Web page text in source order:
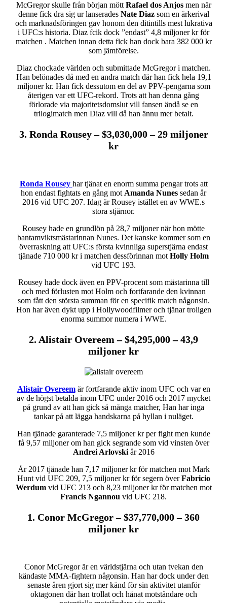
McGregor skulle från början mött Rafael dos Anjosmen när
denne fick dra sig ur lanserades Nate Diaz som en ärkerival
och marknadsföringen gav honom den ditintills mest lukrativa
i UFC:s historia. Diaz fcik dock ”endast” 4,8 miljoner kr för
matchen . Matchen innan detta fick han dock bara 382 000 kr
som jämförelse.
Diaz chockade världen och submittade McGregor i matchen.
Han belönades då med en andra match där han fick hela 19,1
miljoner kr. Han fick dessutom en del av PPV-pengarna som
återigen var ett UFC-rekord. Trots att han denna gång
förlorade via majoritetsdomslut vill fansen ändå se en
trilogimatch men Diaz vill då han ännu mer betalt.
3. Ronda Rousey – $3,030,000 – 29 miljoner
kr
Ronda Rousey har tjänat en enorm summa pengar trots att
hon endast fightats en gång mot Amanda Nunes sedan år
2016 vid UFC 207. Idag är Rousey istället en av WWE.s
stora stjärnor.
Rousey hade en grundlön på 28,7 miljoner när hon mötte
bantamviktsmästarinnan Nunes. Det kanske kommer som en
överraskning att UFC:s första kvinnliga superstjärna endast
tjänade 710 000 kr i matchen dessförinnan mot Holly Holm
vid UFC 193.
Rousey hade dock även en PPV-procent som mästarinna till
och med förlusten mot Holm och fortfarande den kvinnan
som fått den största summan för en specifik match någonsin.
Hon har även dykt upp i Hollywoodfilmer och tjänar troligen
enorma summor numera i WWE.
2. Alistair Overeem – $4,295,000 – 43,9
miljoner kr
Alistair Overeemär fortfarande aktiv inom UFC och var en
av de högst betalda inom UFC under 2016 och 2017 mycket
på grund av att han gick så många matcher, Han har inga
tankar på att lägga handskarna på hyllan i nuläget.
Han tjänade garanterade 7,5 miljoner kr per fight men kunde
få 9,57 miljoner om han gick segrande som vid vinsten över
Andrei Arlovskiår 2016
År 2017 tjänade han 7,17 miljoner kr för matchen mot Mark
Hunt vid UFC 209, 7,5 miljoner kr för segern överFabricio
Werdumvid UFC 213 och 8,23 miljoner kr för matchen mot
Francis Ngannou vid UFC 218.
1. Conor McGregor – $37,770,000 – 360
miljoner kr
Conor McGregor är en världstjärna och utan tvekan den
kändaste MMA-fightern någonsin. Han har dock under den
senaste åren gjort sig mer känd för sin aktivitet utanför
oktagonen där han trollat och hånat motståndare och